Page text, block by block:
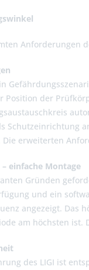
Anforderungen
Position der
Schutzeinrichtung
erweiterten
einfache Montage
Gründen
und ein
angezeigt. Das
am höchsten ist.
des LIGI ist